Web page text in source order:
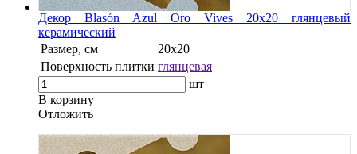
Декор Blasón Azul Oro Vives 20x20 глянцевый
керамический
Размер, см
20x20
Поверхность плитки глянцевая
шт
В корзину
Oтложить